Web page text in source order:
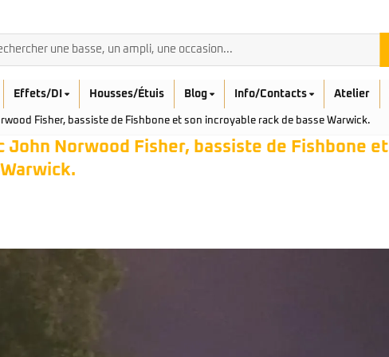
Effets/DI Housses/Étuis Blog Info/Contacts Atelier
Fisher, bassiste de Fishbone et son incroyable rack de basse Warwick.
John Norwood Fisher, bassiste de Fishbone et